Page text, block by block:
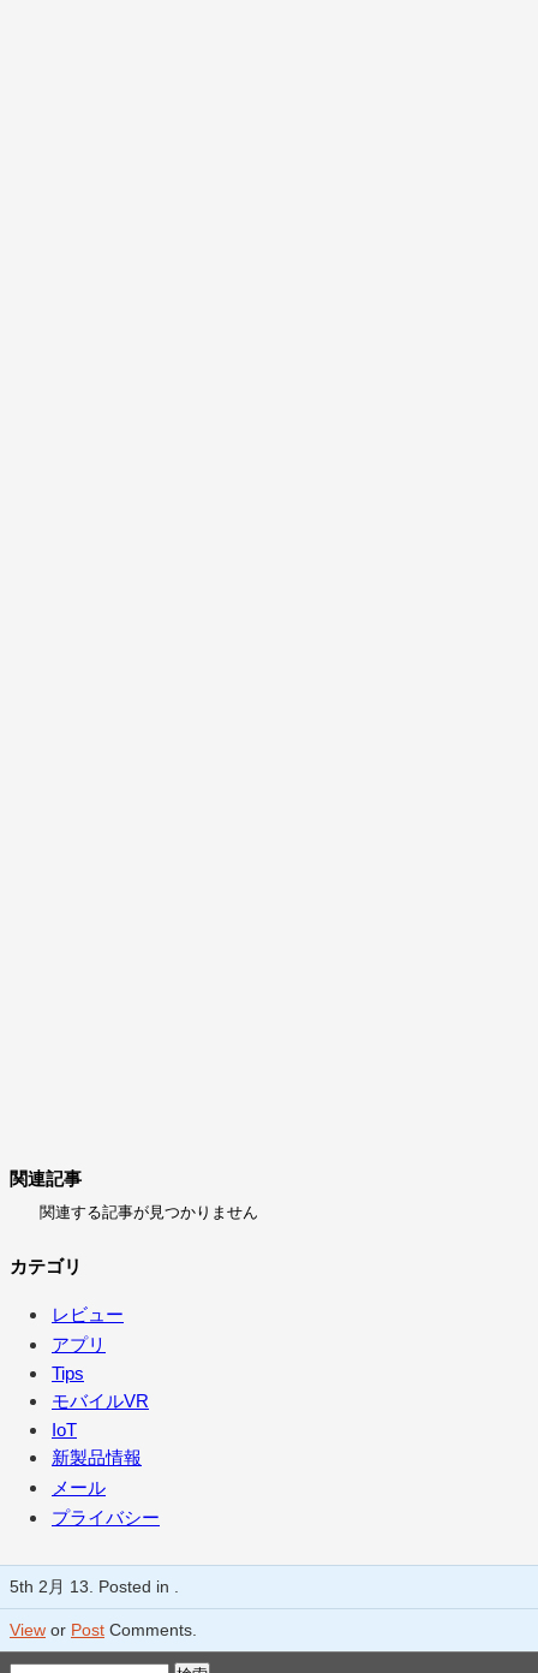
関連記事
関連する記事が見つかりません
カテゴリ
レビュー
アプリ
Tips
モバイルVR
IoT
新製品情報
メール
プライバシー
5th 2月 13. Posted in .
View or Post Comments.